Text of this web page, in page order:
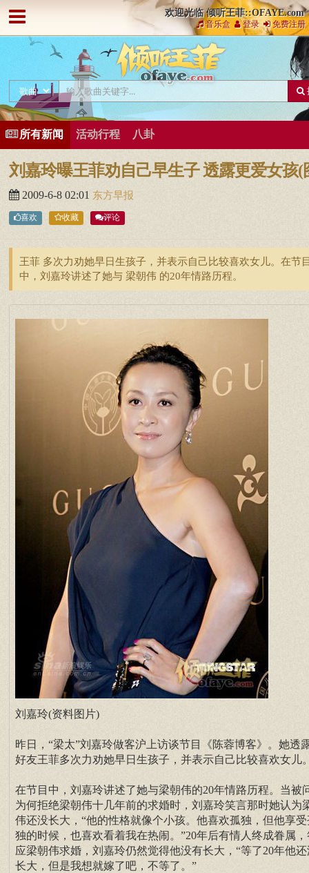
欢迎光临 倾听王菲::OFAYE.com
音乐盒 登录 免费注册
所有新闻 活动行程 八卦
刘嘉玲曝王菲劝自己早生子 透露更爱女孩(
2009-6-8 02:01 东方早报
喜欢 收藏 评论
王菲 多次力劝她早日生孩子，并表示自己比较喜欢女儿。在节
中，刘嘉玲讲述了她与 梁朝伟 的20年情路历程。
刘嘉玲(资料图片)
昨日，“梁太”刘嘉玲做客沪上访谈节目《陈蓉博客》。她透
好友王菲多次力劝她早日生孩子，并表示自己比较喜欢女儿
在节目中，刘嘉玲讲述了她与梁朝伟的20年情路历程。当被
为何拒绝梁朝伟十几年前的求婚时，刘嘉玲笑言那时她认为
伟还没长大，“他的性格就像个小孩。他喜欢孤独，但他享受
独的时候，也喜欢看着我在热闹。”20年后有情人终成眷属，
应梁朝伟求婚，刘嘉玲仍然觉得他没有长大，“等了20年他还
长大，但是我想就嫁了吧，不等了。”